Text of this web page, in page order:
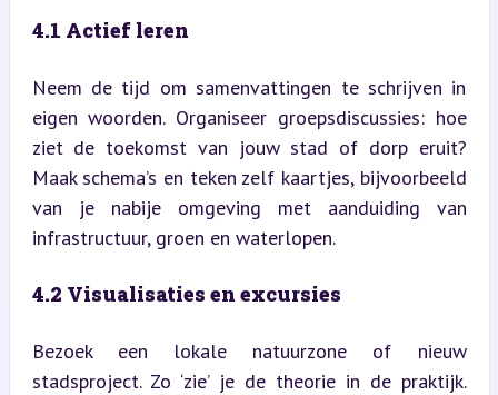
4.1 Actief leren
Neem de tijd om samenvattingen te schrijven in
eigen woorden. Organiseer groepsdiscussies: hoe
ziet de toekomst van jouw stad of dorp eruit?
Maak schema’s en teken zelf kaartjes, bijvoorbeeld
van je nabije omgeving met aanduiding van
infrastructuur, groen en waterlopen.
4.2 Visualisaties en excursies
Bezoek een lokale natuurzone of nieuw
stadsproject. Zo ‘zie’ je de theorie in de praktijk.